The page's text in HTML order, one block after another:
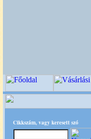
Cikkszám, vagy keresett szó